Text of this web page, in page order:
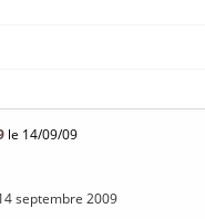
le 14/09/09
septembre 2009